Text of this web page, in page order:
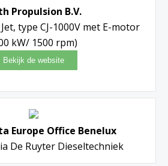
Propulsion B.V.
type CJ-1000V met E-motor
kW/ 1500 rpm)
Europe Office Benelux
De Ruyter Dieseltechniek